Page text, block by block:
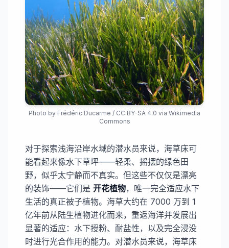
Photo by Frédéric Ducarme / CC BY-SA 4.0 via Wikimedia
Commons
对于探索浅海沿岸水域的潜水员来说，海草床可
能看起来像水下草坪——轻柔、摇摆的绿色田
野，似乎太宁静而不真实。但这些不仅仅是漂亮
的装饰——它们是 开花植物，唯一完全适应水下
生活的真正被子植物。海草大约在 7000 万到 1
亿年前从陆生植物进化而来，重返海洋并发展出
显著的适应：水下授粉、耐盐性，以及完全浸没
时进行光合作用的能力。对潜水员来说，海草床